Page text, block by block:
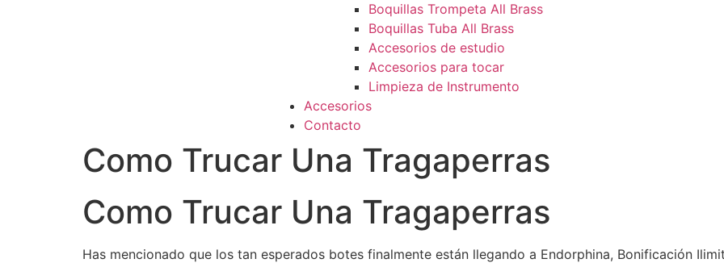
Boquillas Trompeta All Brass
Boquillas Tuba All Brass
Accesorios de estudio
Accesorios para tocar
Limpieza de Instrumento
Accesorios
Contacto
Como Trucar Una Tragaperras
Como Trucar Una Tragaperras
Has mencionado que los tan esperados botes finalmente están llegando a Endorphina, Bonificación